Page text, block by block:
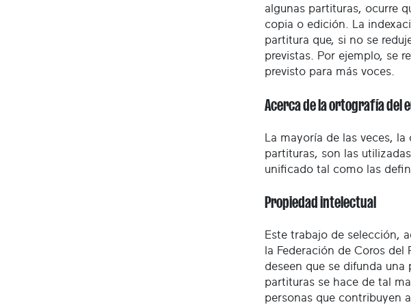
algunas partituras, ocurre
copia o edición. La
partitura que, si no se
previstas. Por ejemplo, se
previsto para más voces.
Acerca de la ortografía del
La mayoría de las veces,
partituras, son las
unificado tal como las
Propiedad intelectual
Este trabajo de selección,
la Federación de Coros
deseen que se difunda
partituras se hace de tal
personas que contribuyen